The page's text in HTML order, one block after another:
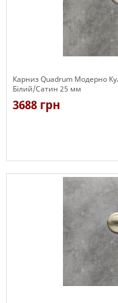
Карниз Quadrum Модерно
Білий/Сатин 25 мм
3688 грн